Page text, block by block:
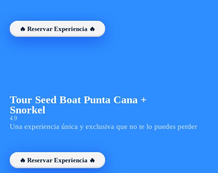
🔥 Reservar Experiencia 🔥
Tour Seed Boat Punta Cana +
Snorkel
4.9
Una experiencia única y exclusiva que no te lo puedes perder
🔥 Reservar Experiencia 🔥